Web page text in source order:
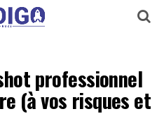
professionnel
(à vos risques et